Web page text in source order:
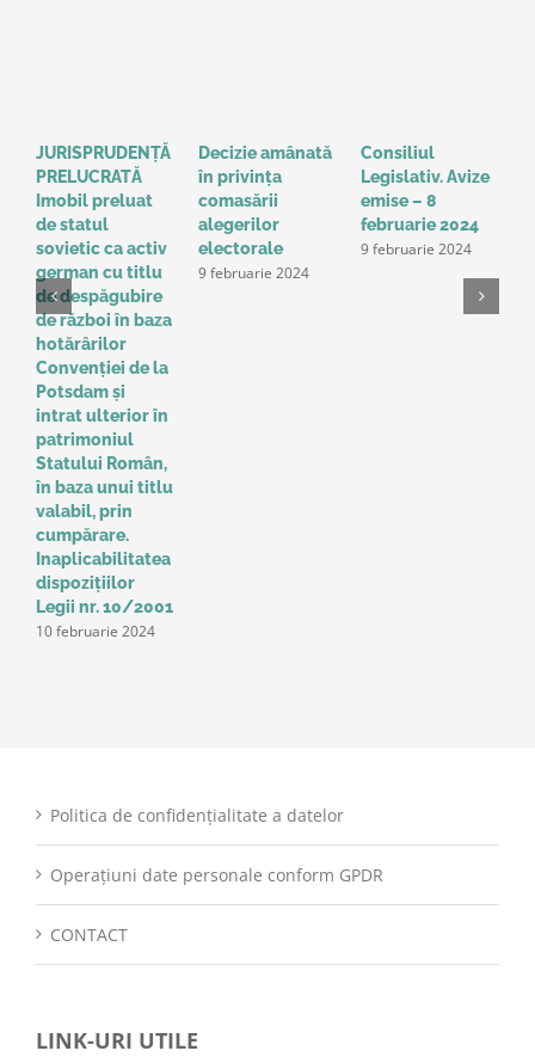
JURISPRUDENȚĂ
PRELUCRATĂ
Imobil preluat
de statul
sovietic ca activ
german cu titlu
de despăgubire
de război în baza
hotărârilor
Convenţiei de la
Potsdam și
intrat ulterior în
patrimoniul
Statului Român,
în baza unui titlu
valabil, prin
cumpărare.
Inaplicabilitatea
dispozițiilor
Legii nr. 10/2001
10 februarie 2024
Decizie amânată
în privinţa
comasării
alegerilor
electorale
9 februarie 2024
Consiliul
Legislativ. Avize
emise – 8
februarie 2024
9 februarie 2024
Politica de confidențialitate a datelor
Operațiuni date personale conform GPDR
CONTACT
LINK-URI UTILE